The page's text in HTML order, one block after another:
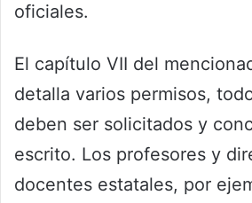
oficiales.
El capítulo VII del
detalla varios permisos,
deben ser solicitados y
escrito. Los profesores y
docentes estatales, por